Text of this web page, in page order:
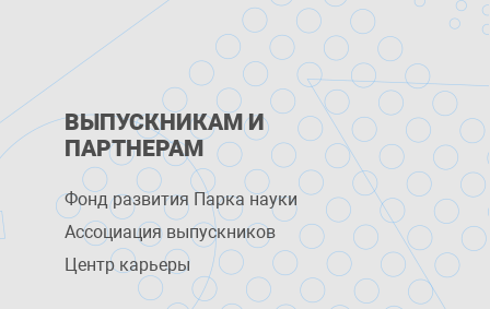
ВЫПУСКНИКАМ И
ПАРТНЕРАМ
Фонд развития Парка науки
Ассоциация выпускников
Центр карьеры